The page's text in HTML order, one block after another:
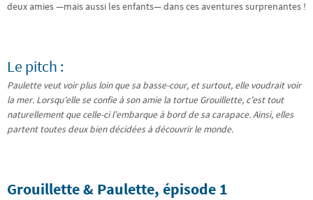
deux amies —mais aussi les enfants— dans ces aventures surprenantes !
Le pitch :
Paulette veut voir plus loin que sa basse-cour, et surtout, elle voudrait voir
la mer. Lorsqu’elle se confie à son amie la tortue Grouillette, c’est tout
naturellement que celle-ci l’embarque à bord de sa carapace. Ainsi, elles
partent toutes deux bien décidées à découvrir le monde.
Grouillette & Paulette, épisode 1